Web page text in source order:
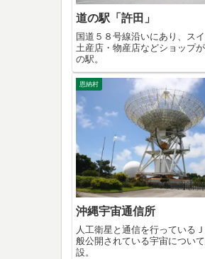
道の駅「許田」
国道５８号線沿いにあり、ス
土産店・物産店などショップ
の駅。
恩納村
沖縄宇宙通信所
人工衛星と通信を行っている
般公開されている宇宙につい
設。